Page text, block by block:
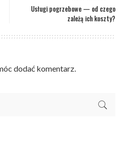
Usługi pogrzebowe — od czego
zależą ich koszty?
dodać komentarz.